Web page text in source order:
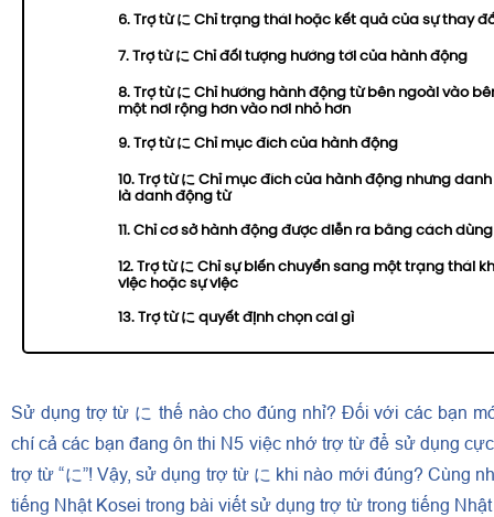
6. Trợ từ に Chỉ trạng thái hoặc kết quả của sự thay
7. Trợ từ に Chỉ đối tượng hướng tới của hành động
8. Trợ từ に Chỉ hướng hành động từ bên ngoài vào
một nơi rộng hơn vào nơi nhỏ hơn
9. Trợ từ に Chỉ mục đích của hành động
10. Trợ từ に Chỉ mục đích của hành động nhưng
là danh động từ
11. Chỉ cơ sở hành động được diễn ra bằng cách
12. Trợ từ に Chỉ sự biến chuyển sang một trạng thái
việc hoặc sự việc
13. Trợ từ に quyết định chọn cái gì
Sử dụng trợ từ に thế nào cho đúng nhỉ? Đối với các bạn
chí cả các bạn đang ôn thi N5 việc nhớ trợ từ để sử dụng
trợ từ “に”! Vậy, sử dụng trợ từ に khi nào mới đúng? Cùng
tiếng Nhật Kosei trong bài viết sử dụng trợ từ trong tiếng